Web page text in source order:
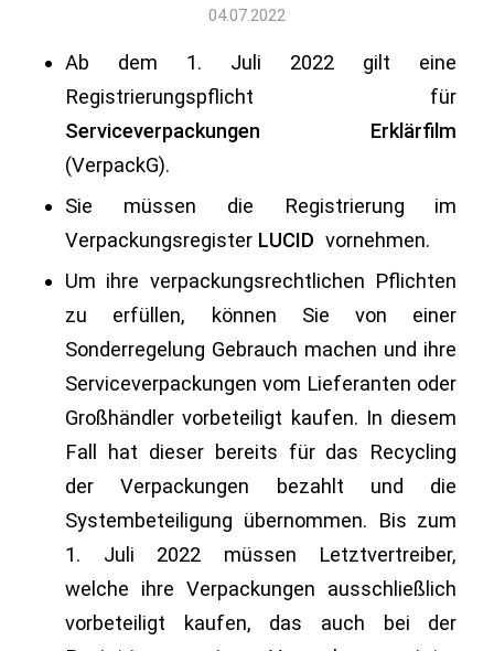
04.07.2022
Ab dem 1. Juli 2022 gilt eine
Registrierungspflicht für
Serviceverpackungen
Erklärfilm
(VerpackG).
Sie müssen die Registrierung im
Verpackungsregister LUCID vornehmen.
Um ihre verpackungsrechtlichen Pflichten
zu erfüllen, können Sie von einer
Sonderregelung Gebrauch machen und ihre
Serviceverpackungen vom Lieferanten oder
Großhändler vorbeteiligt kaufen. In diesem
Fall hat dieser bereits für das Recycling
der Verpackungen bezahlt und die
Systembeteiligung übernommen. Bis zum
1. Juli 2022 müssen Letztvertreiber,
welche ihre Verpackungen ausschließlich
vorbeteiligt kaufen, das auch bei der